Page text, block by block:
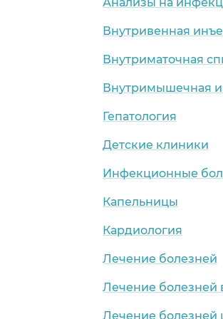
Внутривенная
Внутриматочная
Внутримышечная
Гепатология
Детские клиники
Инфекционные
Капельницы
Кардиология
Лечение болезней
Лечение болезней
Лечение